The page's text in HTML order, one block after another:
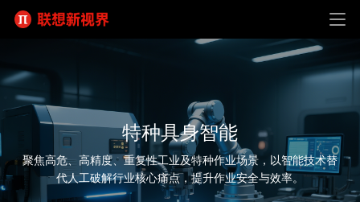
特种具身智能
聚焦高危、高精度、重复性工业及特种作业场景，以智能技术替
代人工破解行业核心痛点，提升作业安全与效率。